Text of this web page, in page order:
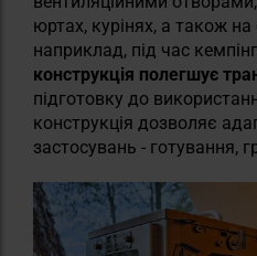
юртах, курінях, а також на
наприклад, під час
конструкція полегшує
підготовку до
конструкція дозволяє
застосувань - готування,